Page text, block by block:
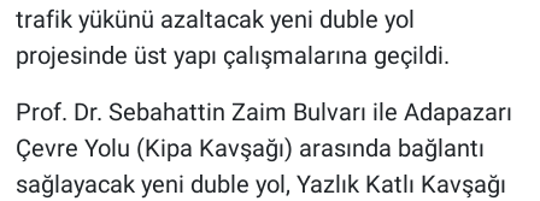
trafik yükünü azaltacak yeni duble yol
projesinde üst yapı çalışmalarına geçildi.
Prof. Dr. Sebahattin Zaim Bulvarı ile Adapazarı
Çevre Yolu (Kipa Kavşağı) arasında bağlantı
sağlayacak yeni duble yol, Yazlık Katlı Kavşağı